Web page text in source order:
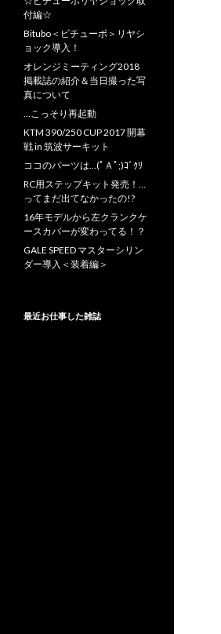
付編☆
Bitubo＜ビチューボ＞リヤシ
ョック導入！
オレンジミーティング2018
掲載誌の紹介＆当日撮った写
真について
…こっそり再起動
KTM 390/250 CUP 2017 開幕
戦 in 筑波サーキット
ココのパーツは…(ﾟＡﾟ;)ｺﾞｸﾘ
RC用ステップキット発売！…
ってまだ出てなかったの!?
16年モデルから左クランクケ
ースカバーが変わってる！？
GALE SPEED マスターシリン
ダー導入＜装着編＞
最近お仕事した雑誌